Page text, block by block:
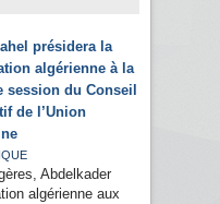
présidera la
algérienne à la
session du Conseil
de l’Union
Abdelkader
algérienne aux